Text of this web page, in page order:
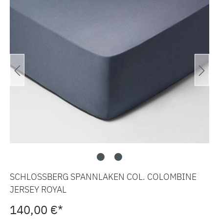
SCHLOSSBERG SPANNLAKEN COL. COLOMBINE
JERSEY ROYAL
140,00 €*